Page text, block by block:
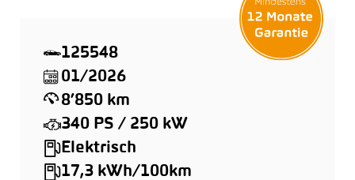
125548
01/2026
8’850 km
340 PS / 250 kW
Elektrisch
17,3 kWh/100km